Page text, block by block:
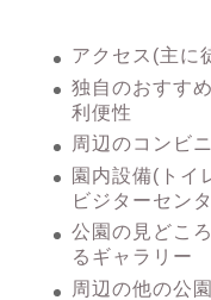
アクセス(主に
独自のおすす
利便性
周辺のコンビ
園内設備(トイ
ビジターセン
公園の見どこ
るギャラリー
周辺の他の公